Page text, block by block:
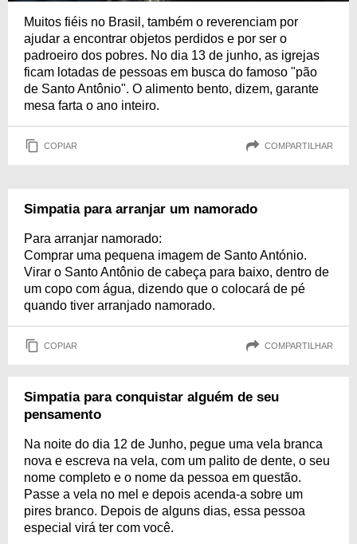
Muitos fiéis no Brasil, também o reverenciam por
ajudar a encontrar objetos perdidos e por ser o
padroeiro dos pobres. No dia 13 de junho, as igrejas
ficam lotadas de pessoas em busca do famoso "pão
de Santo Antônio". O alimento bento, dizem, garante
mesa farta o ano inteiro.
COPIAR COMPARTILHAR
Simpatia para arranjar um namorado
Para arranjar namorado:
Comprar uma pequena imagem de Santo António.
Virar o Santo Antônio de cabeça para baixo, dentro de
um copo com água, dizendo que o colocará de pé
quando tiver arranjado namorado.
COPIAR COMPARTILHAR
Simpatia para conquistar alguém de seu
pensamento
Na noite do dia 12 de Junho, pegue uma vela branca
nova e escreva na vela, com um palito de dente, o seu
nome completo e o nome da pessoa em questão.
Passe a vela no mel e depois acenda-a sobre um
pires branco. Depois de alguns dias, essa pessoa
especial virá ter com você.